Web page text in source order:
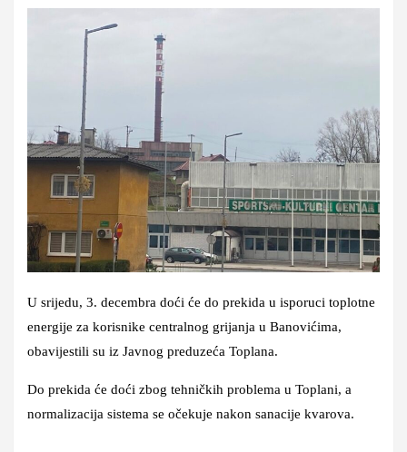
U srijedu, 3. decembra doći će do prekida u isporuci toplotne
energije za korisnike centralnog grijanja u Banovićima,
obavijestili su iz Javnog preduzeća Toplana.
Do prekida će doći zbog tehničkih problema u Toplani, a
normalizacija sistema se očekuje nakon sanacije kvarova.